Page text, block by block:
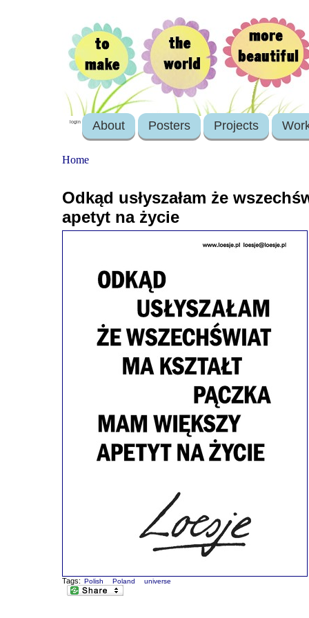
login About Posters Projects
Home
Odkąd usłyszałam że
apetyt na życie
Tags: Polish Poland universe